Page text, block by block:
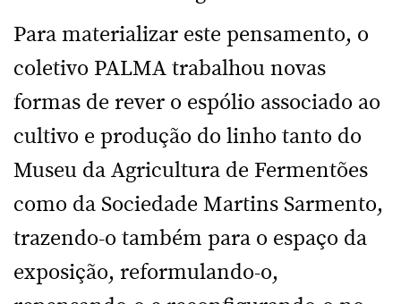
Para materializar este pensamento, o
coletivo PALMA trabalhou novas
formas de rever o espólio associado ao
cultivo e produção do linho tanto do
Museu da Agricultura de Fermentões
como da Sociedade Martins Sarmento,
trazendo-o também para o espaço da
exposição, reformulando-o,